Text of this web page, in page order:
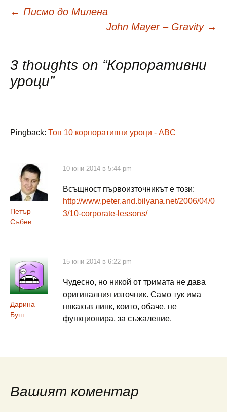
Навигация
публикациите
← Писмо до Милена
John Mayer – Gravity →
3 thoughts on “Корпоративни
уроци”
Pingback: Топ 10 корпоративни уроци - ABC
Петър
Събев
10 юни 2014 в 5:44 pm
Всъщност първоизточникът е този:
http://www.peter.and.bilyana.net/2006/04/0
3/10-corporate-lessons/
Дарина
Буш
15 юни 2014 в 6:22 pm
Чудесно, но никой от тримата не дава
оригиналния източник. Само тук има
някакъв линк, които, обаче, не
функционира, за съжаление.
Вашият коментар